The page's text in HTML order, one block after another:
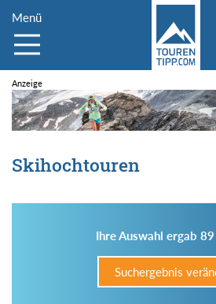
Menü
Skihochtouren
Ihre Auswahl ergab
Suchergebnis